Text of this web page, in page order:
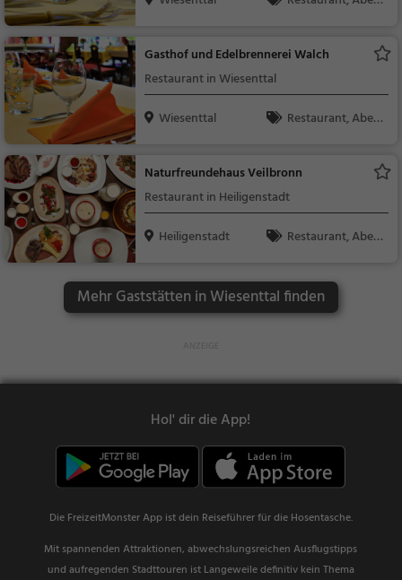
Gasthof und Edelbrennerei Walch
Restaurant in Wiesenttal
Wiesenttal
Restaurant, Aben
Naturfreundehaus Veilbronn
Restaurant in Heiligenstadt
Heiligenstadt
Restaurant, Aben
Mehr Gaststätten in Wiesenttal finden
Hol' dir die App!
Die FreizeitMonster App ist dein Reiseführer für die Hosentasche.
Mit spannenden Attraktionen, abwechslungsreichen Ausflugstipps
und aufregenden Stadttouren ist Langeweile definitiv kein Thema